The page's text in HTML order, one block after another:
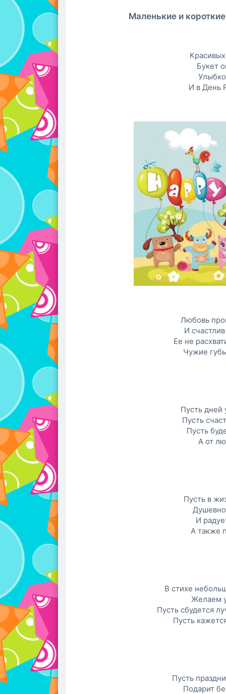
Маленькие и
Букет
И в День
Любовь
И
Ее не
Чужие
Пусть дней
Пусть
Пусть
А от
Пусть в
И
А также
В стихе
Желаем
Пусть сбудется
Пусть
Пусть
Подарит